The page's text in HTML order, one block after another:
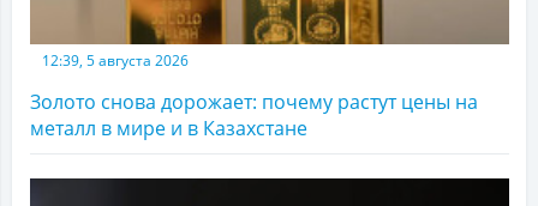
12:39, 5 августа 2026
Золото снова дорожает: почему растут цены на
металл в мире и в Казахстане